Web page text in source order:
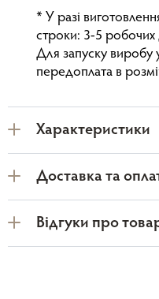
* У разі
строки: 3-5 робочих
Для запуску виробу
передоплата в
Характеристики
Доставка та
Відгуки про